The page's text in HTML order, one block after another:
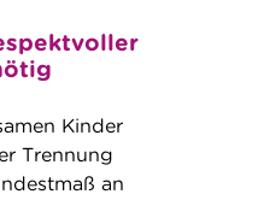
Kinder
Trennung
an